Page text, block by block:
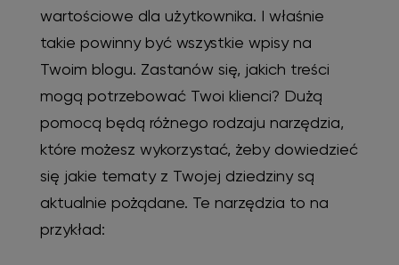
wartościowe dla użytkownika. I właśnie
takie powinny być wszystkie wpisy na
Twoim blogu. Zastanów się, jakich treści
mogą potrzebować Twoi klienci? Dużą
pomocą będą różnego rodzaju narzędzia,
które możesz wykorzystać, żeby dowiedzieć
się jakie tematy z Twojej dziedziny są
aktualnie pożądane. Te narzędzia to na
przykład: